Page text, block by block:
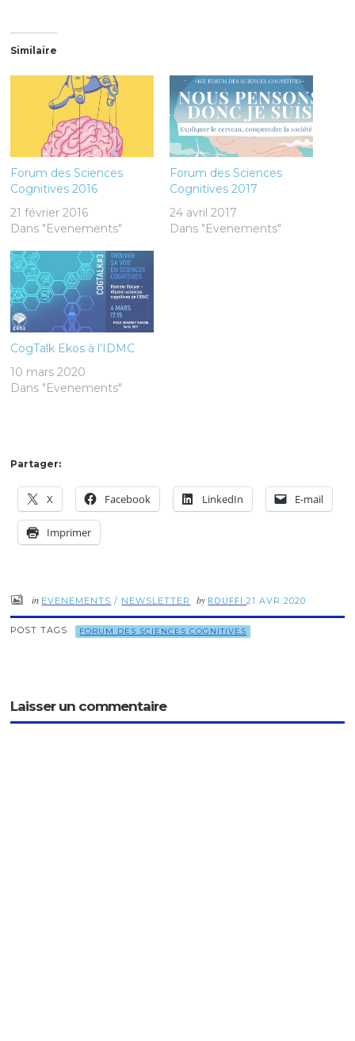
Similaire
Forum des Sciences
Cognitives 2016
21 février 2016
Dans "Evenements"
Forum des Sciences
Cognitives 2017
24 avril 2017
Dans "Evenements"
CogTalk Ekos à l’IDMC
10 mars 2020
Dans "Evenements"
Partager:
X Facebook LinkedIn E-mail
Imprimer
in EVENEMENTS / NEWSLETTER by ROUFFI21 AVR 2020
POST TAGS FORUM DES SCIENCES COGNITIVES
Laisser un commentaire